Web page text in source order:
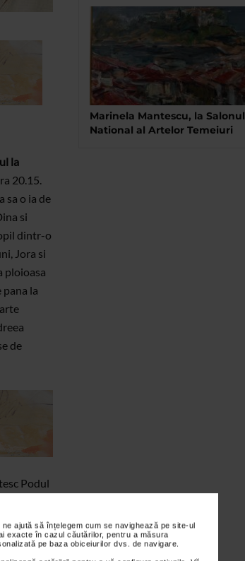
ajută să înțelegem cum se navighează pe site-ul
exacte în cazul căutărilor, pentru a măsura
pe baza obiceiurilor dvs. de navigare.
la
20.15.
sa o ia de
si
dintr-o
Jora si
ploioasa
pana la
de
Podul
a fost
Marinela Mantescu, la Salonul
National al Artelor Temeiuri